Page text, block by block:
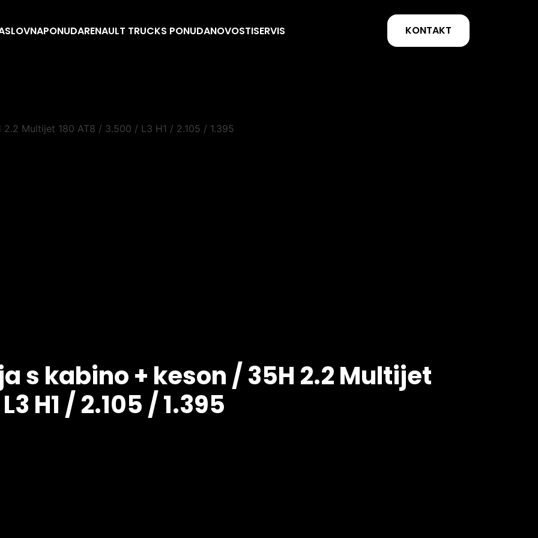
PONUDARENAULT TRUCKS PONUDANOVOSTISERVIS KONTAKT
s kabino + keson / 35H 2.2 Multijet
H1 / 2.105 / 1.395